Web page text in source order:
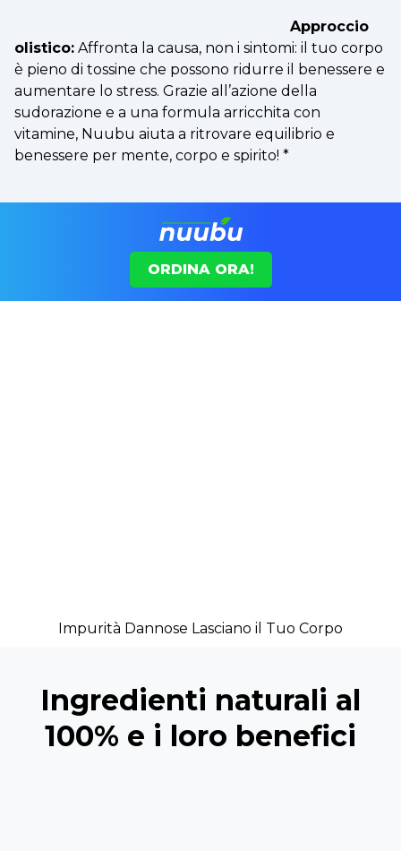
Approccio
olistico: Affronta la causa, non i sintomi: il tuo corpo
è pieno di tossine che possono ridurre il benessere e
aumentare lo stress. Grazie all’azione della
sudorazione e a una formula arricchita con
vitamine, Nuubu aiuta a ritrovare equilibrio e
benessere per mente, corpo e spirito! *
ORDINA ORA!
Impurità Dannose Lasciano il Tuo Corpo
Ingredienti naturali al
100% e i loro benefici